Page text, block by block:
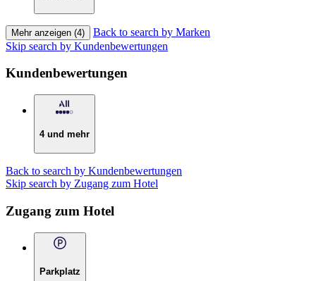
Mehr anzeigen (4)
Back to search by Marken
Skip search by Kundenbewertungen
Kundenbewertungen
4 und mehr
Back to search by Kundenbewertungen
Skip search by Zugang zum Hotel
Zugang zum Hotel
Parkplatz